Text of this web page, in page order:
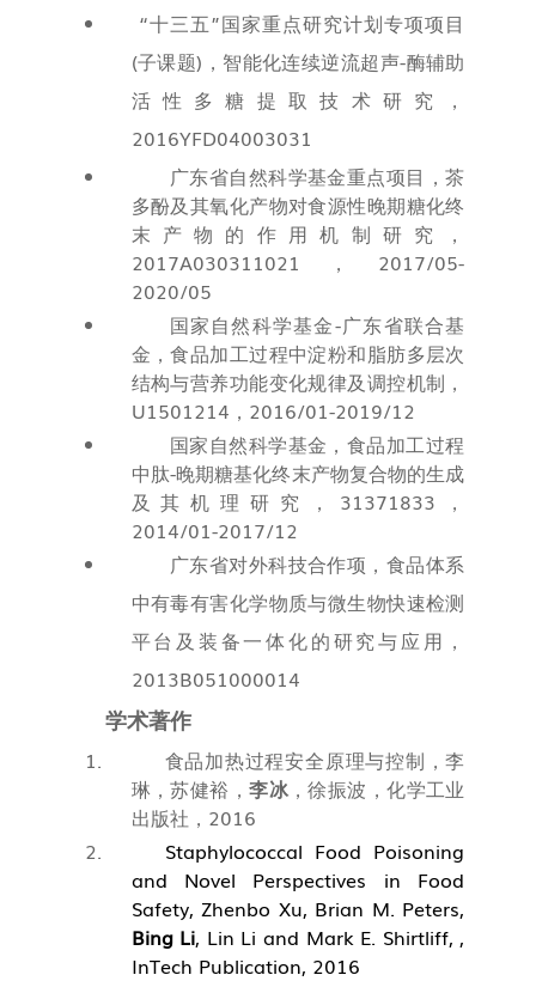
“十三五”国家重点研究计划专项项目
(子课题) ，智能化连续逆流超声-酶辅助
活性多糖提取技术研究，
2016YFD04003031
广东省自然科学基金重点项目，茶
多酚及其氧化产物对食源性晚期糖化终
末产物的作用机制研究，
2017A030311021
， 2017/05-
2020/05
国家自然科学基金-广东省联合基
金，食品加工过程中淀粉和脂肪多层次
结构与营养功能变化规律及调控机制，
U1501214 ， 2016/01-2019/12
国家自然科学基金，食品加工过程
中肽-晚期糖基化终末产物复合物的生成
及其机理研究， 31371833 ，
2014/01-2017/12
广东省对外科技合作项，食品体系
中有毒有害化学物质与微生物快速检测
平台及装备一体化的研究与应用，
2013B051000014
学术著作
食品加热过程安全原理与控制，李
琳，苏健裕，李冰 ，徐振波，化学工业
出版社， 2016
Staphylococcal Food Poisoning
and Novel Perspectives in Food
Safety, Zhenbo Xu, Brian M. Peters,
Bing Li, Lin Li and Mark E. Shirtliff, ,
InTech Publication, 2016